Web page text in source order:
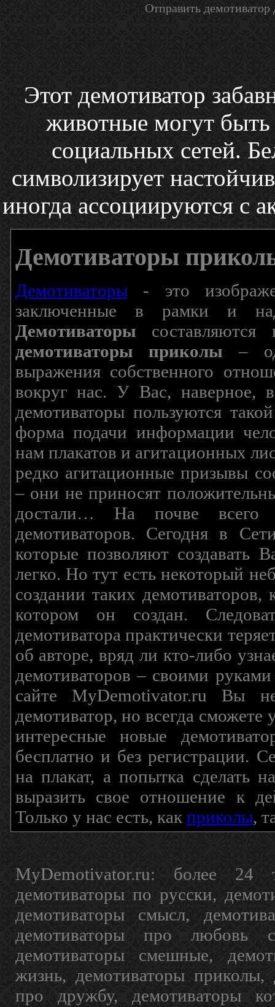
Отправить
Этот демотиватор
животные могут быть
социальных сетей.
символизирует
иногда ассоциируются с
Демотиваторы
Демотиваторы- это
заключенные в рамки и
Демотиваторы составляются
демотиваторы приколы –
выражения собственного
вокруг нас. У Вас, наверное,
демотиваторы пользуются
форма подачи информации
нам плакатов и агитационных
редко агитационные призывы
– они не приносят
достали… На почве всего
демотиваторов. Сегодня в
которые позволяют создавать
легко. Но тут есть некоторый
создании таких
котором он создан.
демотиватора практически
об авторе, вряд ли кто-либо
демотиваторов – своими
сайте MyDemotivator.ru Вы
демотиватор, но всегда сможете
интересные новые
бесплатно и без регистрации.
на плакат, а попытка
выразить свое отношение к
Только у нас есть, как приколы,
MyDemotivator.ru: более 24
демотиваторы по русски,
демотиваторы смысл,
демотиваторы про любовь
демотиваторы смешные,
жизнь, демотиваторы приколы,
про дружбу, демотиваторы